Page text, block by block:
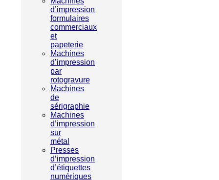
d’impression
formulaires
commerciaux
et
papeterie
Machines
d’impression
par
rotogravure
Machines
de
sérigraphie
Machines
d’impression
sur
métal
Presses
d’impression
d’étiquettes
numériques